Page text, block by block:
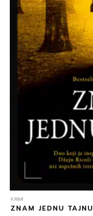
KRIMI
ZNAM JEDNU TAJNU